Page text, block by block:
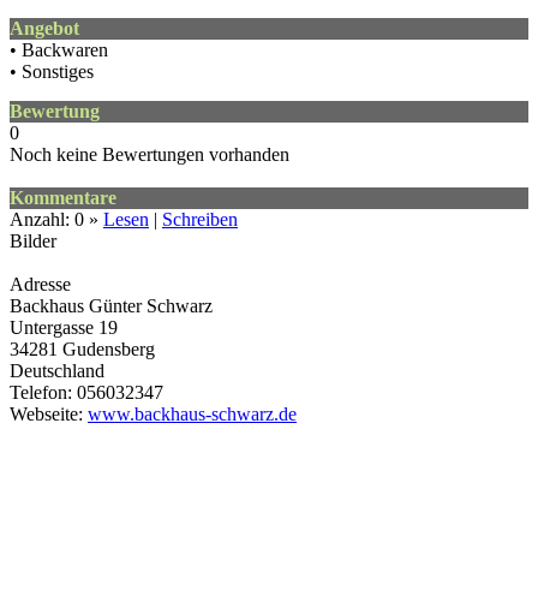
Angebot
• Backwaren
• Sonstiges
Bewertung
0
Noch keine Bewertungen vorhanden
Kommentare
Anzahl: 0 » Lesen | Schreiben
Bilder
Adresse
Backhaus Günter Schwarz
Untergasse 19
34281 Gudensberg
Deutschland
Telefon: 056032347
Webseite: www.backhaus-schwarz.de